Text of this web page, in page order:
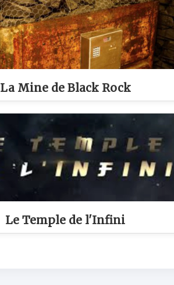
La Mine de Black Rock
Le Temple de l'Infini